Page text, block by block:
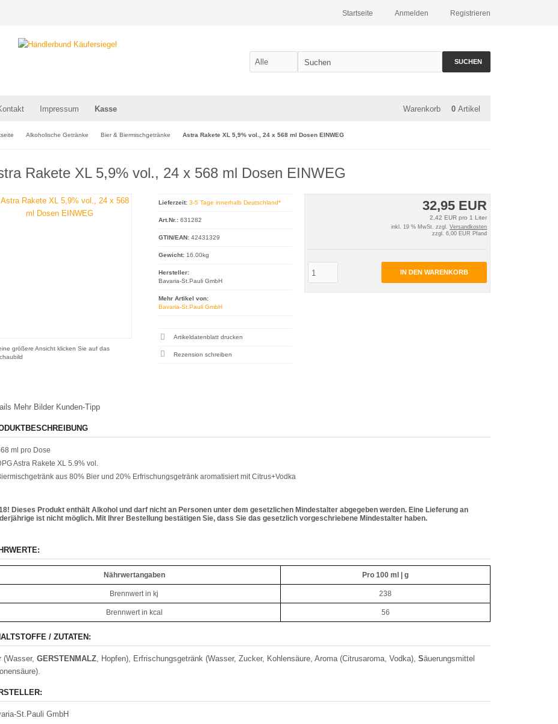
Registrieren
Anmelden
Startseite
SUCHEN
Impressum Kasse Warenkorb 0 Artikel
Alkoholische Getränke Bier & Biermischgetränke Astra Rakete XL 5,9% vol., 24 x 568 ml Dosen EINWEG
Rakete XL 5,9% vol., 24 x 568 ml Dosen EINWEG
größere Ansicht klicken Sie auf das
32,95 EUR
2,42 EUR pro 1 Liter
inkl. 19 % MwSt. zzgl. Versandkosten
zzgl. 6,00 EUR Pfand
IN DEN WARENKORB
Lieferzeit: 3-5 Tage innerhalb Deutschland*
Art.Nr.: 631282
GTIN/EAN: 42431329
Gewicht:16.00kg
Hersteller:
Bavaria-St.Pauli GmbH
Mehr Artikel von:
Bavaria-St.Pauli GmbH
Artikeldatenblatt drucken
Rezension schreiben
Mehr Bilder Kunden-Tipp
ml pro Dose
Astra Rakete XL 5.9% vol.
aus 80% Bier und 20% Erfrischungsgetränk aromatisiert mit Citrus+Vodka
Dieses Produkt enthält Alkohol und darf nicht an Personen unter dem gesetzlichen Mindestalter abgegeben werden. Eine Lieferung an
ist nicht möglich. Mit Ihrer Bestellung bestätigen Sie, dass Sie das gesetzlich vorgeschriebene Mindestalter haben.
Nährwertangaben Pro 100 ml | g
Brennwert in kj 238
Brennwert in kcal 56
/ ZUTATEN:
(Wasser, GERSTENMALZ, Hopfen), Erfrischungsgetränk (Wasser, Zucker, Kohlensäure, Aroma (Citrusaroma, Vodka), Säuerungsmittel
St.Pauli GmbH